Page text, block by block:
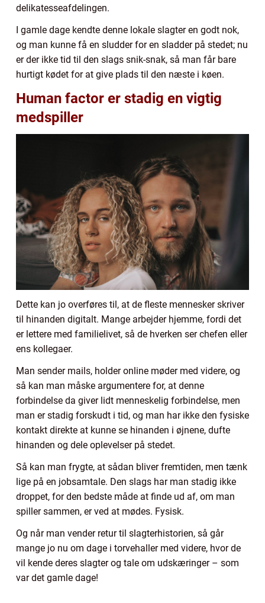
delikatesseafdelingen.
I gamle dage kendte denne lokale slagter en godt nok,
og man kunne få en sludder for en sladder på stedet; nu
er der ikke tid til den slags snik-snak, så man får bare
hurtigt kødet for at give plads til den næste i køen.
Human factor er stadig en vigtig
medspiller
Dette kan jo overføres til, at de fleste mennesker skriver
til hinanden digitalt. Mange arbejder hjemme, fordi det
er lettere med familielivet, så de hverken ser chefen eller
ens kollegaer.
Man sender mails, holder online møder med videre, og
så kan man måske argumentere for, at denne
forbindelse da giver lidt menneskelig forbindelse, men
man er stadig forskudt i tid, og man har ikke den fysiske
kontakt direkte at kunne se hinanden i øjnene, dufte
hinanden og dele oplevelser på stedet.
Så kan man frygte, at sådan bliver fremtiden, men tænk
lige på en jobsamtale. Den slags har man stadig ikke
droppet, for den bedste måde at finde ud af, om man
spiller sammen, er ved at mødes. Fysisk.
Og når man vender retur til slagterhistorien, så går
mange jo nu om dage i torvehaller med videre, hvor de
vil kende deres slagter og tale om udskæringer – som
var det gamle dage!